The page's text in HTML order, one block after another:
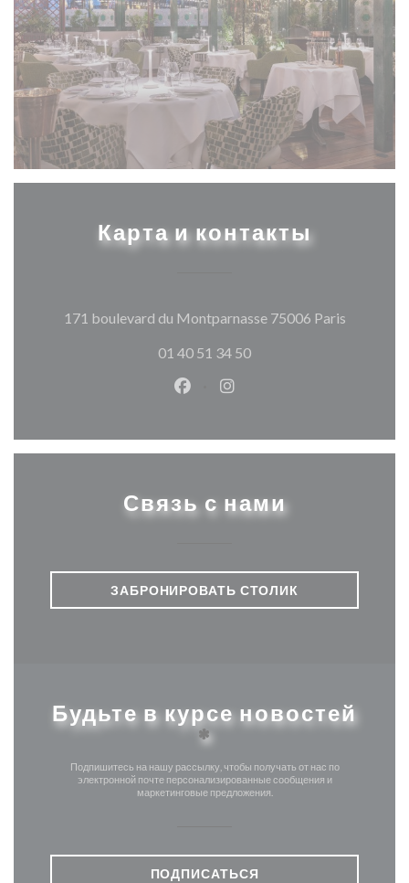
Карта и контакты
171 boulevard du Montparnasse 75006 Paris
01 40 51 34 50
Facebook ((открывается в
Instagram
Связь с нами
ЗАБРОНИРОВАТЬ СТОЛИК
Будьте в курсе новостей
*
Подпишитесь на нашу рассылку, чтобы получать от нас по
электронной почте персонализированные сообщения и
маркетинговые предложения.
ПОДПИСАТЬСЯ